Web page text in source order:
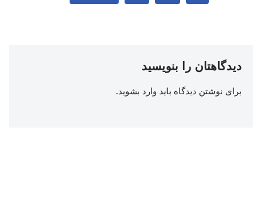
دیدگاهتان را بنویسید
برای نوشتن دیدگاه باید وارد بشوید.